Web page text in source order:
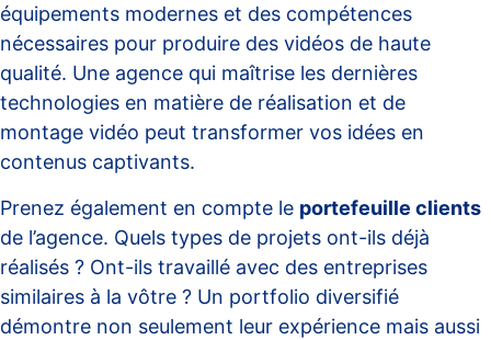
équipements modernes et des compétences
nécessaires pour produire des vidéos de haute
qualité. Une agence qui maîtrise les dernières
technologies en matière de réalisation et de
montage vidéo peut transformer vos idées en
contenus captivants.
Prenez également en compte le portefeuille clients
de l’agence. Quels types de projets ont-ils déjà
réalisés ? Ont-ils travaillé avec des entreprises
similaires à la vôtre ? Un portfolio diversifié
démontre non seulement leur expérience mais aussi